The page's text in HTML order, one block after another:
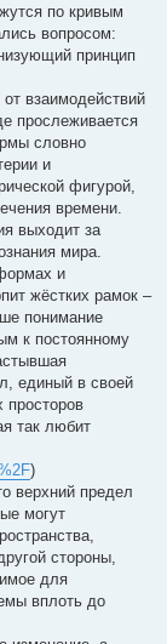
по кривым
вопросом:
принцип
взаимодействий
прослеживается
словно
и
фигурой,
времени.
выходит за
мира.
и
жёстких рамок –
понимание
к постоянному
единый в своей
просторов
так любит
)
верхний предел
могут
стороны,
для
вплоть до